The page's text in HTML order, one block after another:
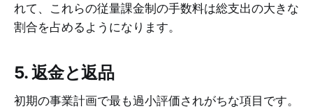
れて、これらの従量課金制の手数料は総支出の大きな
割合を占めるようになります。
5. 返金と返品
初期の事業計画で最も過小評価されがちな項目です。